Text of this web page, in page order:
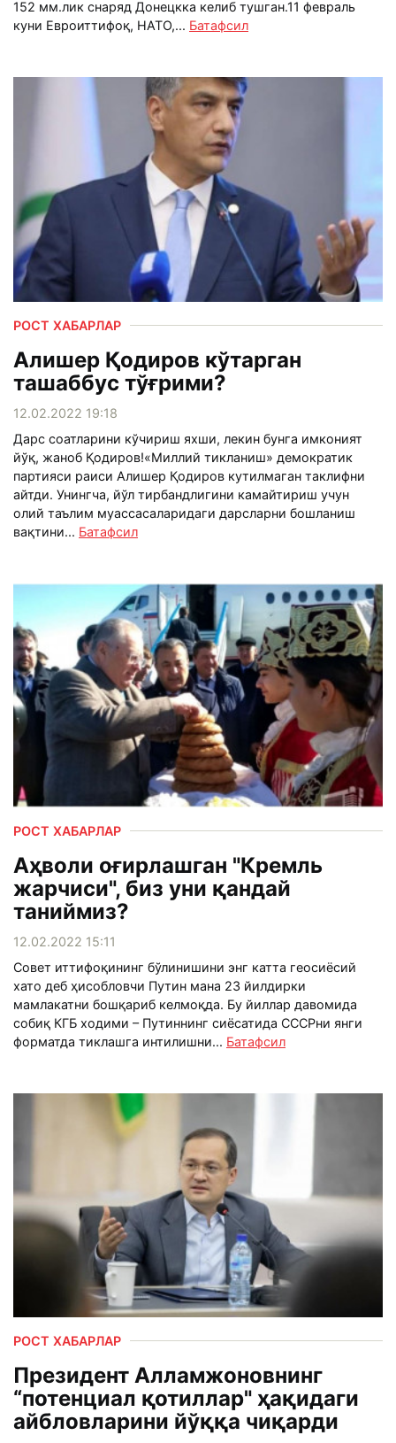
152 мм.лик снаряд Донецкка келиб тушган.11 февраль
куни Евроиттифоқ, НАТО,... Батафсил
РОСТ ХАБАРЛАР
Алишер Қодиров кўтарган
ташаббус тўғрими?
12.02.2022 19:18
Дарс соатларини кўчириш яхши, лекин бунга имконият
йўқ, жаноб Қодиров!«Миллий тикланиш» демократик
партияси раиси Алишер Қодиров кутилмаган таклифни
айтди. Унингча, йўл тирбандлигини камайтириш учун
олий таълим муассасаларидаги дарсларни бошланиш
вақтини... Батафсил
РОСТ ХАБАРЛАР
Аҳволи оғирлашган "Кремль
жарчиси", биз уни қандай
таниймиз?
12.02.2022 15:11
Совет иттифоқининг бўлинишини энг катта геосиёсий
хато деб ҳисобловчи Путин мана 23 йилдирки
мамлакатни бошқариб келмоқда. Бу йиллар давомида
собиқ КГБ ходими – Путиннинг сиёсатида СССРни янги
форматда тиклашга интилишни... Батафсил
РОСТ ХАБАРЛАР
Президент Алламжоновнинг
“потенциал қотиллар" ҳақидаги
айбловларини йўққа чиқарди